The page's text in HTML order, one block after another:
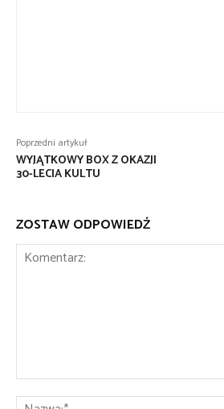
Poprzedni artykuł
WYJĄTKOWY BOX Z OKAZJI
30-LECIA KULTU
ZOSTAW ODPOWIEDŹ